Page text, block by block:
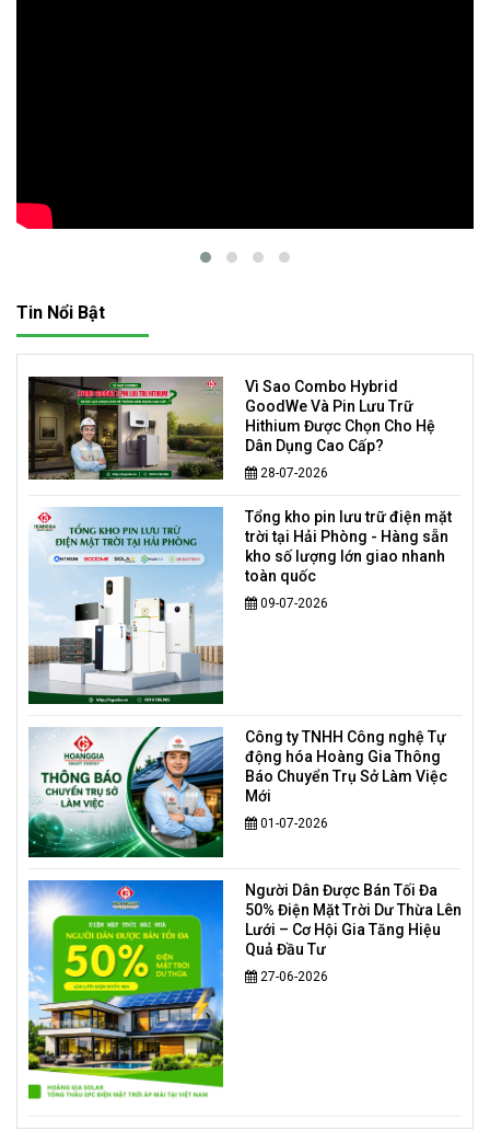
Tin Nổi Bật
Vì Sao Combo Hybrid
GoodWe Và Pin Lưu Trữ
Hithium Được Chọn Cho Hệ
Dân Dụng Cao Cấp?
28-07-2026
Tổng kho pin lưu trữ điện mặt
trời tại Hải Phòng - Hàng sẵn
kho số lượng lớn giao nhanh
toàn quốc
09-07-2026
Công ty TNHH Công nghệ Tự
động hóa Hoàng Gia Thông
Báo Chuyển Trụ Sở Làm Việc
Mới
01-07-2026
Người Dân Được Bán Tối Đa
50% Điện Mặt Trời Dư Thừa Lên
Lưới – Cơ Hội Gia Tăng Hiệu
Quả Đầu Tư
27-06-2026